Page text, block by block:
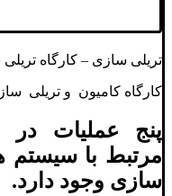
تریلی سازی – کارگاه
کارگاه کامیون و تریلی سازی 2 – کامیون
پنج عملیات در
مرتبط با سیستم
سازی وجود دارد.